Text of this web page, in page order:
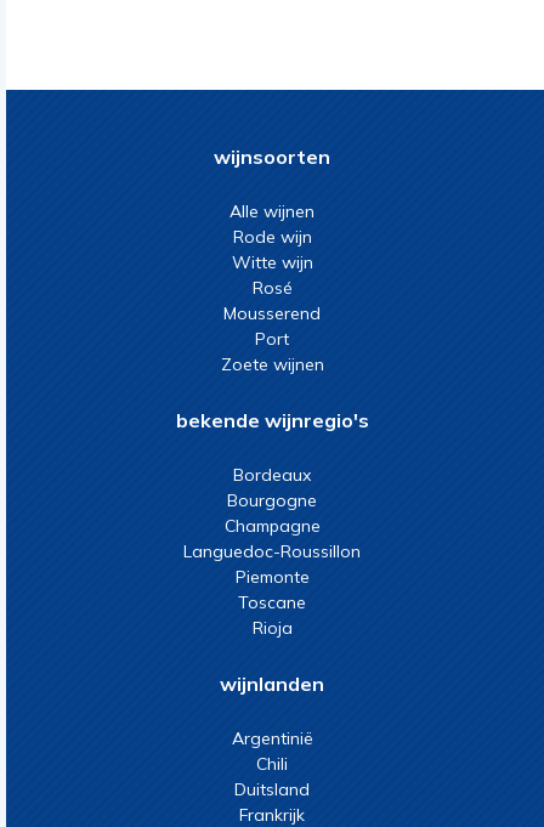
wijnsoorten
Alle wijnen
Rode wijn
Witte wijn
Rosé
Mousserend
Port
Zoete wijnen
bekende wijnregio's
Bordeaux
Bourgogne
Champagne
Languedoc-Roussillon
Piemonte
Toscane
Rioja
wijnlanden
Argentinië
Chili
Duitsland
Frankrijk